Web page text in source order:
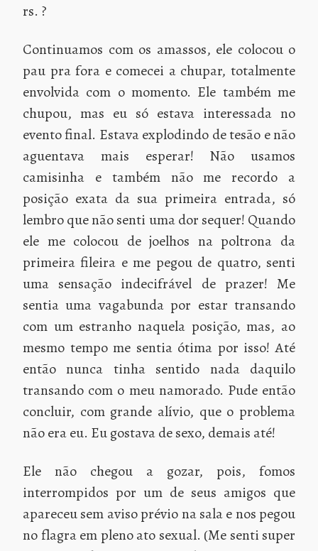
rs. ?
Continuamos com os amassos, ele colocou o
pau pra fora e comecei a chupar, totalmente
envolvida com o momento. Ele também me
chupou, mas eu só estava interessada no
evento final. Estava explodindo de tesão e não
aguentava mais esperar! Não usamos
camisinha e também não me recordo a
posição exata da sua primeira entrada, só
lembro que não senti uma dor sequer! Quando
ele me colocou de joelhos na poltrona da
primeira fileira e me pegou de quatro, senti
uma sensação indecifrável de prazer! Me
sentia uma vagabunda por estar transando
com um estranho naquela posição, mas, ao
mesmo tempo me sentia ótima por isso! Até
então nunca tinha sentido nada daquilo
transando com o meu namorado. Pude então
concluir, com grande alívio, que o problema
não era eu. Eu gostava de sexo, demais até!
Ele não chegou a gozar, pois, fomos
interrompidos por um de seus amigos que
apareceu sem aviso prévio na sala e nos pegou
no flagra em pleno ato sexual. (Me senti super